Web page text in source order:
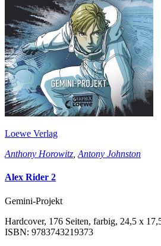
Loewe Verlag
Anthony Horowitz Antony Johnston
Alex Rider 2
Gemini-Projekt
Hardcover, 176 Seiten, farbig, 24,5 x
ISBN: 9783743219373